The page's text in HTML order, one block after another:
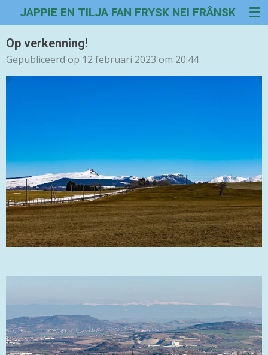
direct
naar
de
JAPPIE EN TILJA FAN FRYSK NEI FRÂNSK
Op verkenning!
Gepubliceerd op 12 februari 2023 om 20:44